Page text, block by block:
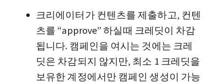
크리에이터가 컨텐츠를 제출하고, 컨텐
츠를 “approve” 하실때 크레딧이 차감
됩니다. 캠페인을 여시는 것에는 크레
딧은 차감되지 않지만, 최소 1 크레딧을
보유한 계정에서만 캠페인 생성이 가능